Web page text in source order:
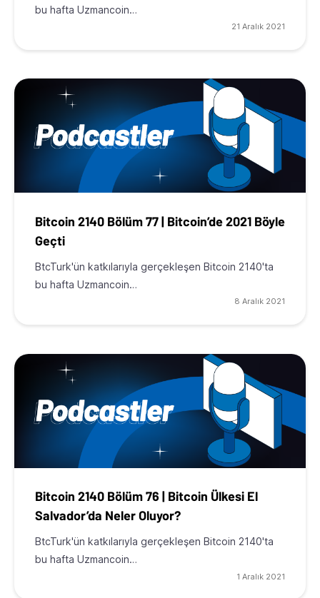
bu hafta Uzmancoin…
21 Aralık 2021
Bitcoin 2140 Bölüm 77 | Bitcoin’de 2021 Böyle
Geçti
BtcTurk'ün katkılarıyla gerçekleşen Bitcoin 2140'ta
bu hafta Uzmancoin…
8 Aralık 2021
Bitcoin 2140 Bölüm 76 | Bitcoin Ülkesi El
Salvador’da Neler Oluyor?
BtcTurk'ün katkılarıyla gerçekleşen Bitcoin 2140'ta
bu hafta Uzmancoin…
1 Aralık 2021